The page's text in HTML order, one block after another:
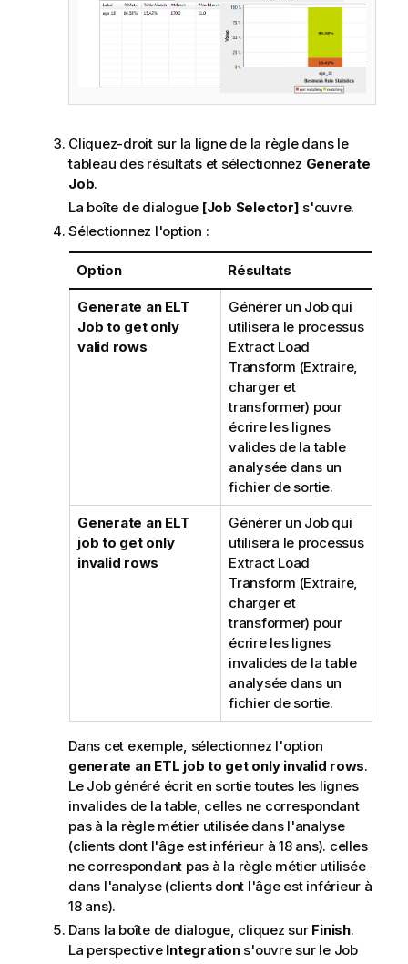
Cliquez-droit sur la ligne de la règle dans le
tableau des résultats et sélectionnez Generate
Job.
La boîte de dialogue [Job Selector] s'ouvre.
Sélectionnez l'option :
Option Résultats
Generate an ELT
Job to get only
valid rows
Générer un Job qui
utilisera le processus
Extract Load
Transform (Extraire,
charger et
transformer) pour
écrire les lignes
valides de la table
analysée dans un
fichier de sortie.
Generate an ELT
job to get only
invalid rows
Générer un Job qui
utilisera le processus
Extract Load
Transform (Extraire,
charger et
transformer) pour
écrire les lignes
invalides de la table
analysée dans un
fichier de sortie.
Dans cet exemple, sélectionnez l'option
generate an ETL job to get only invalid rows.
Le Job généré écrit en sortie toutes les lignes
invalides de la table, celles ne correspondant
pas à la règle métier utilisée dans l'analyse
(clients dont l'âge est inférieur à 18 ans). celles
ne correspondant pas à la règle métier utilisée
dans l'analyse (clients dont l'âge est inférieur à
18 ans).
Dans la boîte de dialogue, cliquez sur Finish.
La perspective Integration s'ouvre sur le Job